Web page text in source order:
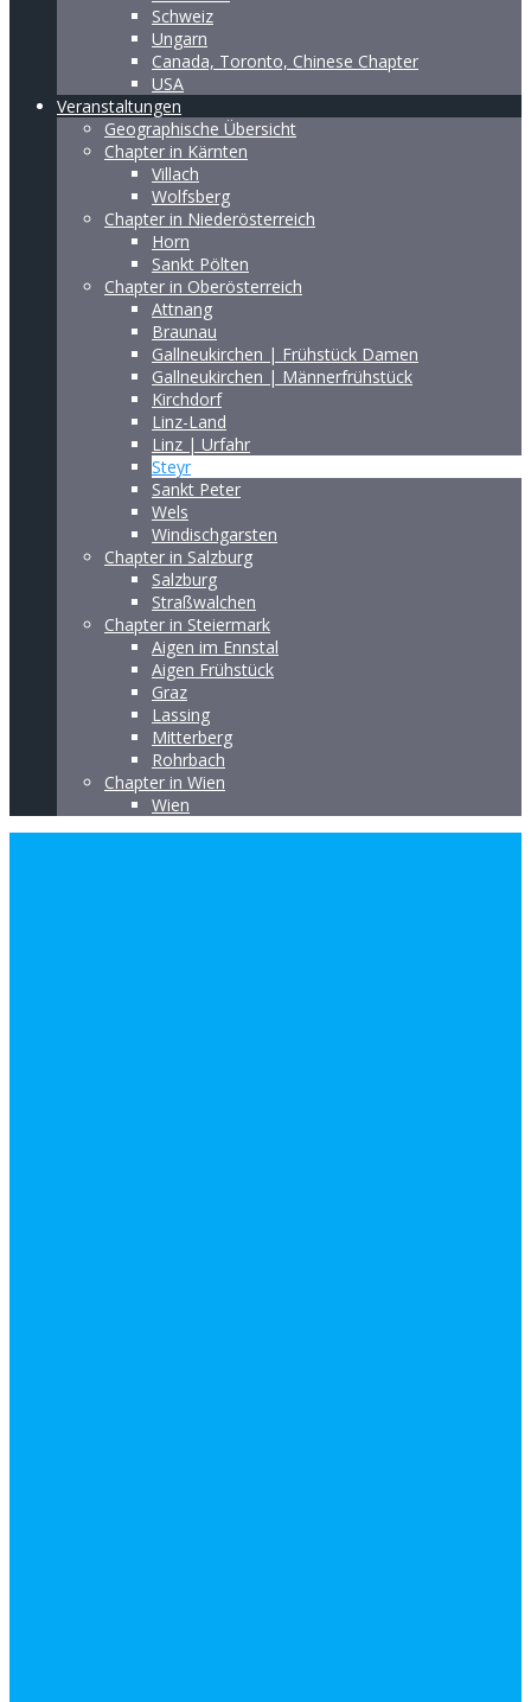
Schweiz
Ungarn
Canada, Toronto, Chinese Chapter
USA
Veranstaltungen
Geographische Übersicht
Chapter in Kärnten
Villach
Wolfsberg
Chapter in Niederösterreich
Horn
Sankt Pölten
Chapter in Oberösterreich
Attnang
Braunau
Gallneukirchen | Frühstück Damen
Gallneukirchen | Männerfrühstück
Kirchdorf
Linz-Land
Linz | Urfahr
Steyr
Sankt Peter
Wels
Windischgarsten
Chapter in Salzburg
Salzburg
Straßwalchen
Chapter in Steiermark
Aigen im Ennstal
Aigen Frühstück
Graz
Lassing
Mitterberg
Rohrbach
Chapter in Wien
Wien